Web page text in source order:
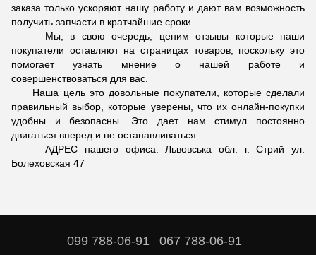
заказа только ускоряют нашу работу и дают вам возможность
получить запчасти в кратчайшие сроки.
Мы, в свою очередь, ценим отзывы которые наши
покупатели оставляют на страницах товаров, поскольку это
помогает узнать мнение о нашей работе и
совершенствоваться для вас.
Наша цель это довольные покупатели, которые сделали
правильный выбор, которые уверены, что их онлайн-покупки
удобны и безопасны. Это дает нам стимул постоянно
двигаться вперед и не останавливаться.
АДРЕС нашего офиса: Львовська обл. г. Стрий ул.
Болеховская 47
099 788-06-91 067 788-06-91